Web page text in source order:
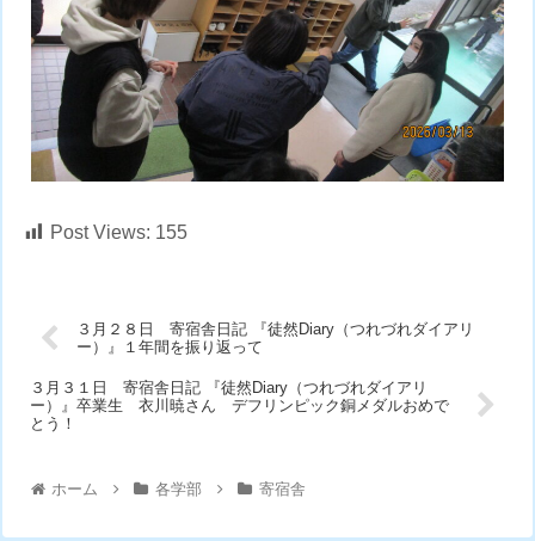
Post Views: 155
３月２８日 寄宿舎日記 『徒然Diary（つれづれダイアリ
ー）』１年間を振り返って
３月３１日 寄宿舎日記 『徒然Diary（つれづれダイアリ
ー）』卒業生 衣川暁さん デフリンピック銅メダルおめで
とう！
ホーム 各学部 寄宿舎